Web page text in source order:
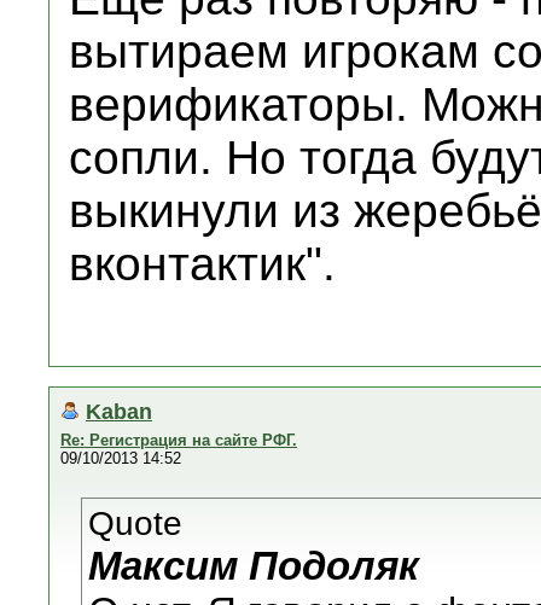
вытираем игрокам
верификаторы.
сопли. Но тогда
выкинули из
вконтактик".
Kaban
Re: Регистрация на сайте РФГ.
09/10/2013 14:52
Quote
Максим Подоляк